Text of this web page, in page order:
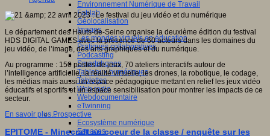
Environnement Numérique de Travail
Fablab
Géolocalisation
Images
Les mondes virtuels en éducation
Pratiques collaboratives
Podcasting
Smartphones
Tableaux numériques
Tablettes
Web radio
Webdocumentaire
eTwinning
Prospective
Ecosystème numérique
Espaces
Le département des Hauts-de-Seine organise la deuxième édition du festival
HDS DIGITAL GAMES avec la présence de 60 acteurs dans les domaines du
jeu vidéo, de l’image, des arts graphiques et du numérique.
Au programme : 150 postes de jeux, 70 ateliers interactifs autour de
l’intelligence artificielle, la réalité virtuelle, les drones, la robotique, le codage,
les médias mais aussi un espace pédagogique mettant en relief les jeux vidéo
éducatifs et sportifs et un espace sensibilisation pour montrer les impacts de ce
secteur.
En savoir plus...
EPITOME - Minecraft au coeur de la classe / enquête sur les